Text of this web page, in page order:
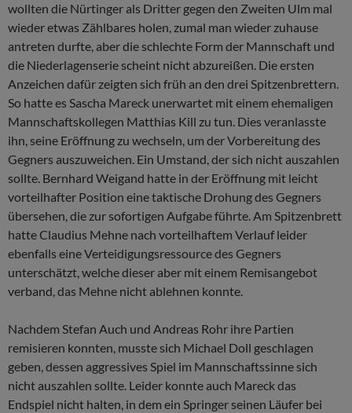
wollten die Nürtinger als Dritter gegen den Zweiten Ulm mal
wieder etwas Zählbares holen, zumal man wieder zuhause
antreten durfte, aber die schlechte Form der Mannschaft und
die Niederlagen­­serie scheint nicht abzureißen. Die ersten
Anzeichen dafür zeigten sich früh an den drei Spitzenbrettern.
So hatte es Sascha Mareck unerwartet mit einem ehemaligen
Mannschaftskollegen Matthias Kill zu tun. Dies veranlasste
ihn, seine Eröffnung zu wechseln, um der Vorbereitung des
Gegners auszuweichen. Ein Umstand, der sich nicht auszahlen
sollte. Bernhard Weigand hatte in der Eröffnung mit leicht
vorteilhafter Position eine taktische Drohung des Gegners
übersehen, die zur sofortigen Aufgabe führte. Am Spitzenbrett
hatte Claudius Mehne nach vorteilhaftem Verlauf leider
ebenfalls eine Verteidigungsressource des Gegners
unterschätzt, welche dieser aber mit einem Remisangebot
verband, das Mehne nicht ablehnen konnte.
Nachdem Stefan Auch und Andreas Rohr ihre Partien
remisieren konnten, musste sich Michael Doll geschlagen
geben, dessen aggressives Spiel im Mannschaftssinne sich
nicht auszahlen sollte. Leider konnte auch Mareck das
Endspiel nicht halten, in dem ein Springer seinen Läufer bei